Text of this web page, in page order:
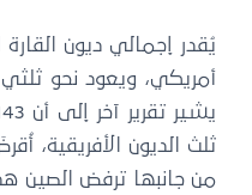
أمريكي، ويعود نحو
من جانبها ترفض الصين